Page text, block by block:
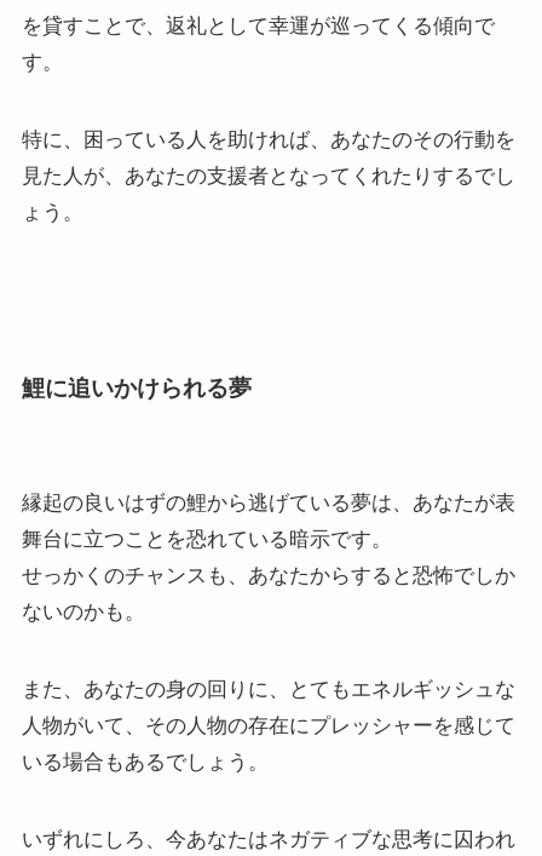
を貸すことで、返礼として幸運が巡ってくる傾向で
す。
特に、困っている人を助ければ、あなたのその行動を
見た人が、あなたの支援者となってくれたりするでし
ょう。
鯉に追いかけられる夢
縁起の良いはずの鯉から逃げている夢は、あなたが表
舞台に立つことを恐れている暗示です。
せっかくのチャンスも、あなたからすると恐怖でしか
ないのかも。
また、あなたの身の回りに、とてもエネルギッシュな
人物がいて、その人物の存在にプレッシャーを感じて
いる場合もあるでしょう。
いずれにしろ、今あなたはネガティブな思考に囚われ